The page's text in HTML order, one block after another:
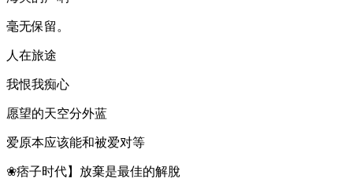
毫无保留。
人在旅途
我恨我痴心
愿望的天空分外蓝
爱原本应该能和被爱对等
❀痞子时代】放棄是最佳的解脫